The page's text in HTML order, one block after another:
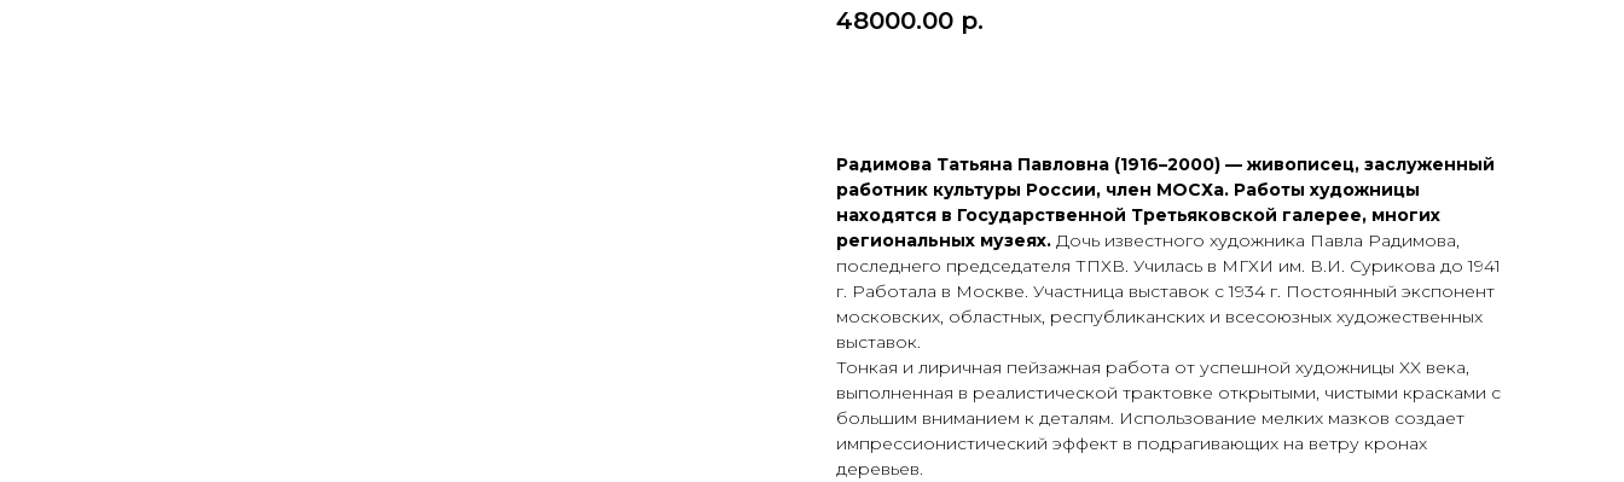
48000.00 р.
Радимова Татьяна Павловна (1916–2000) — живописец, заслуженный
работник культуры России, член МОСХа. Работы художницы
находятся в Государственной Третьяковской галерее, многих
региональных музеях. Дочь известного художника Павла Радимова,
последнего председателя ТПХВ. Училась в МГХИ им. В.И. Сурикова до 1941
г. Работала в Москве. Участница выставок с 1934 г. Постоянный экспонент
московских, областных, республиканских и всесоюзных художественных
выставок.
Тонкая и лиричная пейзажная работа от успешной художницы XX века,
выполненная в реалистической трактовке открытыми, чистыми красками с
большим вниманием к деталям. Использование мелких мазков создает
импрессионистический эффект в подрагивающих на ветру кронах
деревьев.